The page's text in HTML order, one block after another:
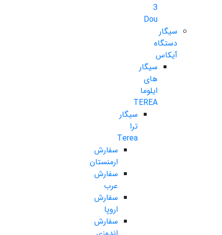
3
Dou
سیگار
دستگاه
آیکاس
سیگار
های
ایلوما
TEREA
سیگار
ترا
Terea
سفارش
ارمنستان
سفارش
عرب
سفارش
اروپا
سفارش